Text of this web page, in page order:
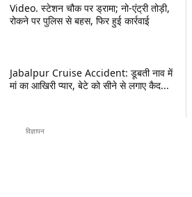
Video. स्टेशन चौक पर ड्रामा; नो-एंट्री तोड़ी,
रोकने पर पुलिस से बहस, फिर हुई कार्रवाई
Jabalpur Cruise Accident: डूबती नाव में
मां का आखिरी प्यार, बेटे को सीने से लगाए कैद...
विज्ञापन